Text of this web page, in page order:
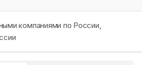
компаниями по России,